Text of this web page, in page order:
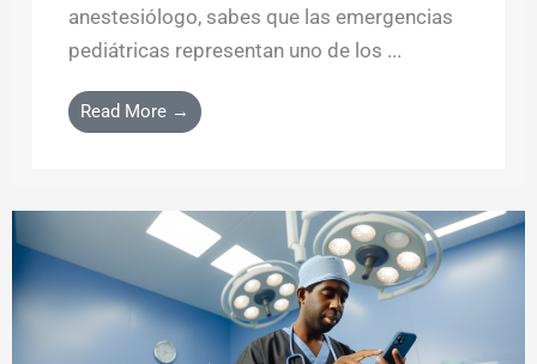
anestesiólogo, sabes que las emergencias
pediátricas representan uno de los ...
Read More →